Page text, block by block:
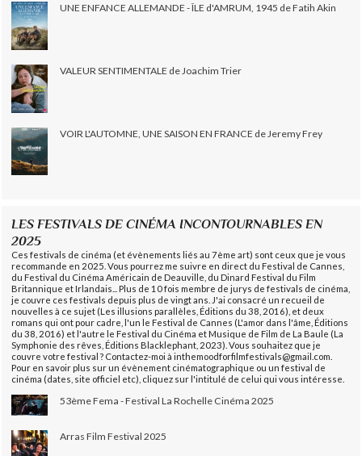
UNE ENFANCE ALLEMANDE - ÎLE d'AMRUM, 1945 de Fatih Akin
VALEUR SENTIMENTALE de Joachim Trier
VOIR L'AUTOMNE, UNE SAISON EN FRANCE de Jeremy Frey
LES FESTIVALS DE CINÉMA INCONTOURNABLES EN
2025
Ces festivals de cinéma (et évènements liés au 7ème art) sont ceux que je vous
recommande en 2025. Vous pourrez me suivre en direct du Festival de Cannes,
du Festival du Cinéma Américain de Deauville, du Dinard Festival du Film
Britannique et Irlandais... Plus de 10 fois membre de jurys de festivals de cinéma,
je couvre ces festivals depuis plus de vingt ans. J'ai consacré un recueil de
nouvelles à ce sujet (Les illusions parallèles, Éditions du 38, 2016), et deux
romans qui ont pour cadre, l'un le Festival de Cannes (L'amor dans l'âme, Éditions
du 38, 2016) et l'autre le Festival du Cinéma et Musique de Film de La Baule (La
Symphonie des rêves, Éditions Blacklephant, 2023). Vous souhaitez que je
couvre votre festival ? Contactez-moi à inthemoodforfilmfestivals@gmail.com.
Pour en savoir plus sur un évènement cinématographique ou un festival de
cinéma (dates, site officiel etc), cliquez sur l'intitulé de celui qui vous intéresse.
53ème Fema - Festival La Rochelle Cinéma 2025
Arras Film Festival 2025